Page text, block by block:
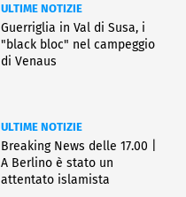
ULTIME NOTIZIE
Guerriglia in Val di Susa, i
"black bloc" nel campeggio
di Venaus
ULTIME NOTIZIE
Breaking News delle 17.00 |
A Berlino è stato un
attentato islamista